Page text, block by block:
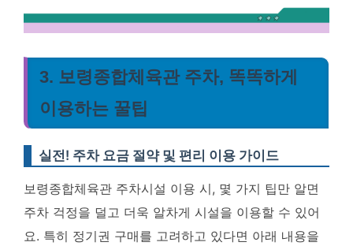
3. 보령종합체육관 주차, 똑똑하게
이용하는 꿀팁
실전! 주차 요금 절약 및 편리 이용 가이드
보령종합체육관 주차시설 이용 시, 몇 가지 팁만 알면
주차 걱정을 덜고 더욱 알차게 시설을 이용할 수 있어
요. 특히 정기권 구매를 고려하고 있다면 아래 내용을